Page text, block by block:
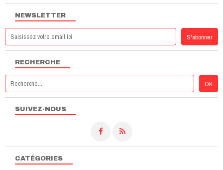
NEWSLETTER
SUIVEZ-NOUS
RECHERCHE
CATÉGORIES